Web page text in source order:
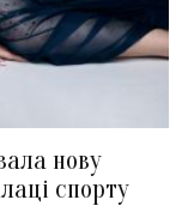
нову
спорту